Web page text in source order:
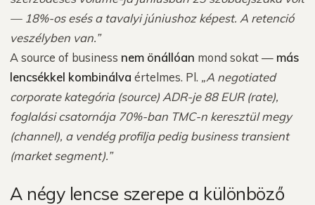
— 18%-os esés a tavalyi júniushoz képest. A retenció
veszélyben van.”
A source of business nem önállóan mond sokat — más
lencsékkel kombinálva értelmes. Pl. „A negotiated
corporate kategória (source) ADR-je 88 EUR (rate),
foglalási csatornája 70%-ban TMC-n keresztül megy
(channel), a vendég profilja pedig business transient
(market segment).”
A négy lencse szerepe a különböző